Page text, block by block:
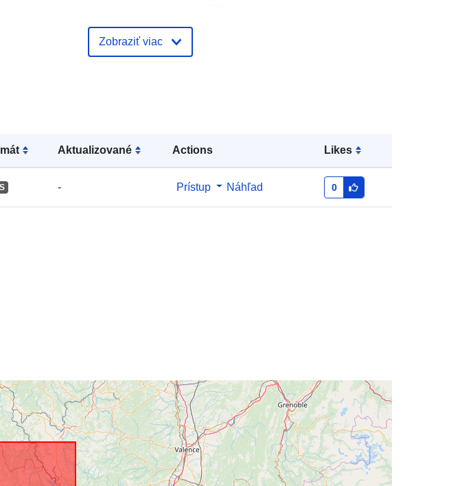
Aktualizované Actions Likes
- Prístup Náhľad 0
44.11371613 ], [ 2.98167801,
Typ: Polygon
120066022-srv-b7e705aa-0b01-
431d-be6f-daa794bbf81b
Typ:
Zdroj:
http://inspire.ec.europa.eu/metadata-
codelist/ResourceType/services
Zobraziť viac